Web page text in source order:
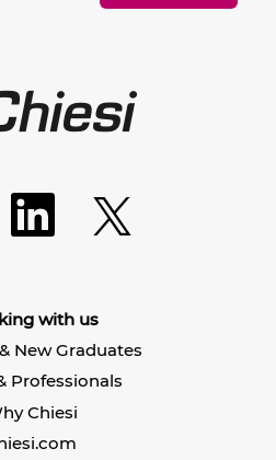
O
a
n
e
w
t
a
b
.
O
p
e
a
e
t
with us
New Graduates
Professionals
Chiesi